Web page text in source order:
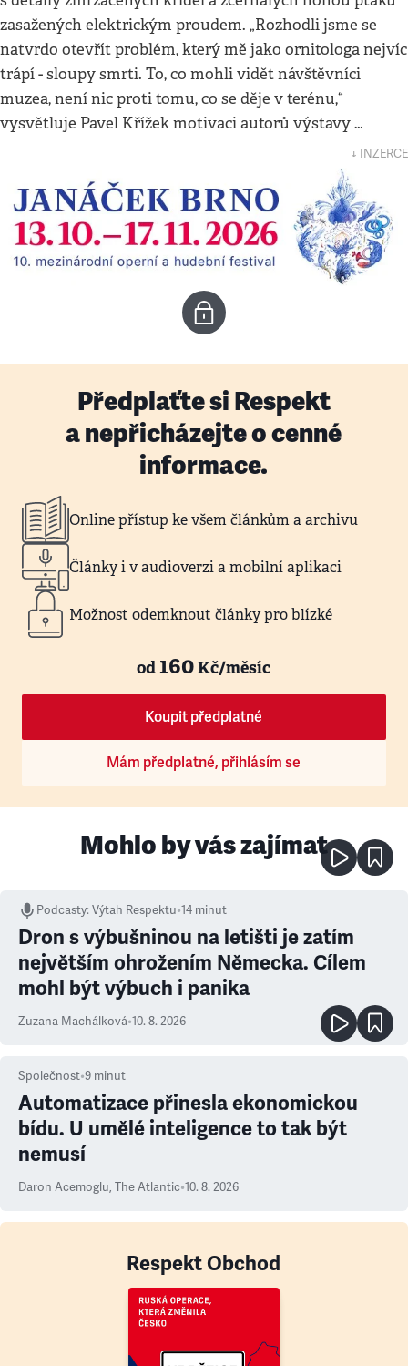
zasažených elektrickým proudem. „Rozhodli jsme se
natvrdo otevřít problém, který mě jako ornitologa nejvíc
trápí - sloupy smrti. To, co mohli vidět návštěvníci
muzea, není nic proti tomu, co se děje v terénu,“
vysvětluje Pavel Křížek motivaci autorů výstavy …
↓ INZERCE
Předplaťte si Respekt
a nepřicházejte o cenné
informace.
Online přístup ke všem článkům a archivu
Články i v audioverzi a mobilní aplikaci
Možnost odemknout články pro blízké
od160Kč/měsíc
Koupit předplatné
Mám předplatné, přihlásím se
Mohlo by vás zajímat
Podcasty:Výtah Respektu•14 minut
Dron s výbušninou na letišti je zatím
největším ohrožením Německa. Cílem
mohl být výbuch i panika
Zuzana Machálková•10. 8. 2026
Společnost•9 minut
Automatizace přinesla ekonomickou
bídu. U umělé inteligence to tak být
nemusí
Daron Acemoglu, The Atlantic•10. 8. 2026
Respekt Obchod